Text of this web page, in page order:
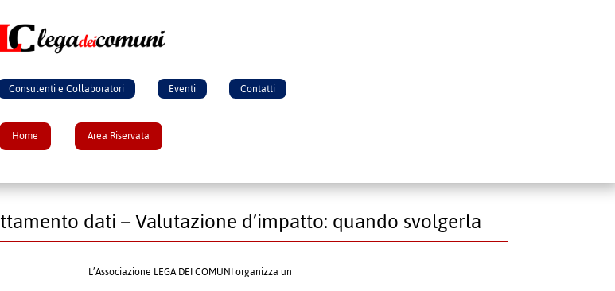
Consulenti e Collaboratori Eventi Contatti
Home Area Riservata
dati – Valutazione d’impatto: quando svolgerla
L’Associazione LEGA DEI COMUNI organizza un